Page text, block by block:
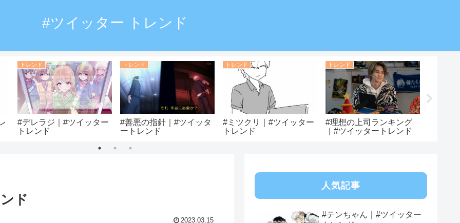
#ツイッター トレンド
トレンド
#デレラジ｜#ツイッター
トレンド
トレンド
#善悪の指針｜#ツイッタ
ートレンド
トレンド
#ミツクリ｜#ツイッター
トレンド
トレンド
#理想の上司ランキング
｜#ツイッタートレンド
ド
2023.03.15
人気記事
#テンちゃん｜#ツイッター